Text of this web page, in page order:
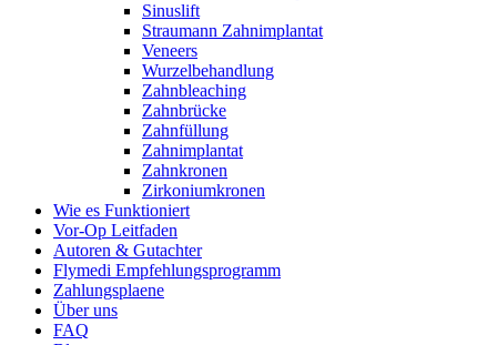
Sinuslift
Straumann Zahnimplantat
Veneers
Wurzelbehandlung
Zahnbleaching
Zahnbrücke
Zahnfüllung
Zahnimplantat
Zahnkronen
Zirkoniumkronen
Wie es Funktioniert
Vor-Op Leitfaden
Autoren & Gutachter
Flymedi Empfehlungsprogramm
Zahlungsplaene
Über uns
FAQ